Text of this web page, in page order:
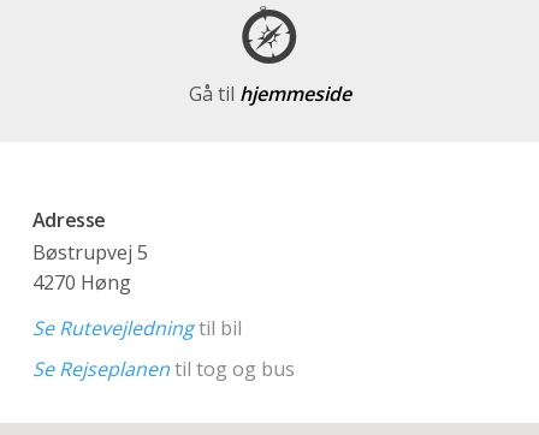
Gå til hjemmeside
Adresse
Bøstrupvej 5
4270 Høng
Se Rutevejledningtil bil
Se Rejseplanentil tog og bus